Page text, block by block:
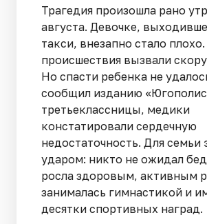
Трагедия произошла рано
августа. Девочке,
такси, внезапно стало
происшествия вызвали
Но спасти ребенка не
сообщил изданию
третьеклассницы, медики
констатировали сердечную
недостаточность. Для семьи
ударом: никто не ожидал
росла здоровым, активным
занималась гимнастикой и
десятки спортивных наград.